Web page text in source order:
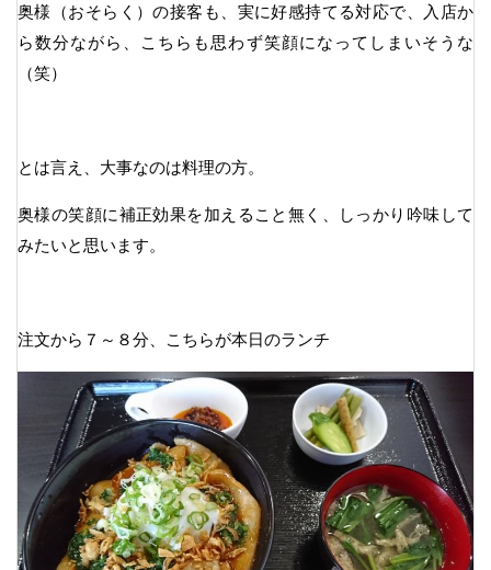
奥様（おそらく）の接客も、実に好感持てる対応で、入店か
ら数分ながら、こちらも思わず笑顔になってしまいそうな
（笑）
とは言え、大事なのは料理の方。
奥様の笑顔に補正効果を加えること無く、しっかり吟味して
みたいと思います。
注文から７～８分、こちらが本日のランチ